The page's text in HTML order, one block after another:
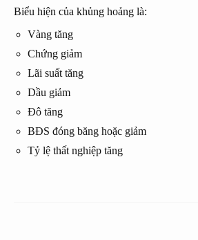
Biểu hiện của khủng hoảng là:
Vàng tăng
Chứng giảm
Lãi suất tăng
Dầu giảm
Đô tăng
BĐS đóng băng hoặc giảm
Tỷ lệ thất nghiệp tăng